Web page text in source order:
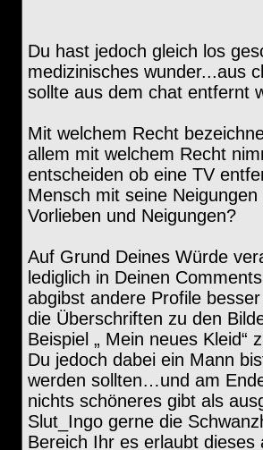
Du hast jedoch gleich los
medizinisches wunder...aus
sollte aus dem chat entfernt
Mit welchem Recht
allem mit welchem Recht
entscheiden ob eine TV
Mensch mit seine
Vorlieben und Neigungen?
Auf Grund Deines Würde
lediglich in Deinen
abgibst andere Profile
die Überschriften zu den
Beispiel „ Mein neues Kleid“
Du jedoch dabei ein Mann
werden sollten…und am
nichts schöneres gibt als
Slut_Ingo gerne die
Bereich Ihr es erlaubt